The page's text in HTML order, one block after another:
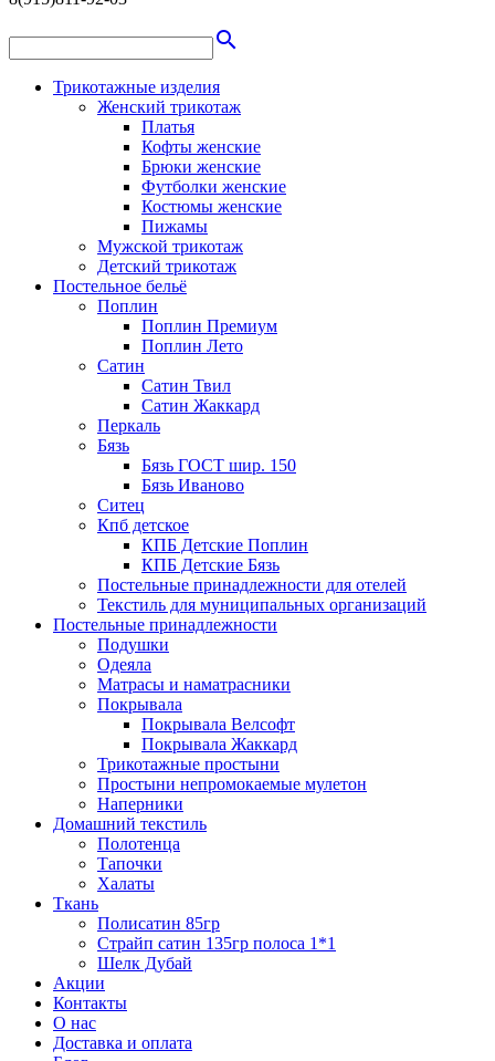
search
Трикотажные изделия
Женский трикотаж
Платья
Кофты женские
Брюки женские
Футболки женские
Костюмы женские
Пижамы
Мужской трикотаж
Детский трикотаж
Постельное бельё
Поплин
Поплин Премиум
Поплин Лето
Сатин
Сатин Твил
Сатин Жаккард
Перкаль
Бязь
Бязь ГОСТ шир. 150
Бязь Иваново
Ситец
Кпб детское
КПБ Детские Поплин
КПБ Детские Бязь
Постельные принадлежности для отелей
Текстиль для муниципальных организаций
Постельные принадлежности
Подушки
Одеяла
Матрасы и наматрасники
Покрывала
Покрывала Велсофт
Покрывала Жаккард
Трикотажные простыни
Простыни непромокаемые мулетон
Наперники
Домашний текстиль
Полотенца
Тапочки
Халаты
Ткань
Полисатин 85гр
Страйп сатин 135гр полоса 1*1
Шелк Дубай
Акции
Контакты
О нас
Доставка и оплата